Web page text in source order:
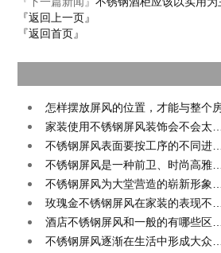
『返回上一页』
『返回首页』
怎样摆放屏风的位置，才能与整个
家装使用不锈钢屏风装饰会不会太…
不锈钢屏风表面要按工序的不同进…
不锈钢屏风是一种前卫、时尚高雅…
不锈钢屏风为大堂营造的崭新形象…
玫瑰金不锈钢屏风在家装的表现不…
酒店不锈钢屏风和一般的有哪些区…
不锈钢屏风逐渐在生活中形成大众…